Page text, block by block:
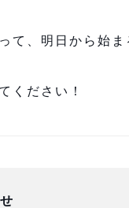
て、明日から始ま
ください！